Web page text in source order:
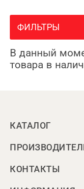
ФИЛЬТРЫ
В данный
товара в
КАТАЛОГ
КОНТАКТЫ